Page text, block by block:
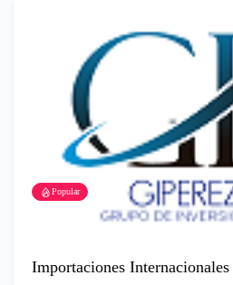
Popular
Importaciones